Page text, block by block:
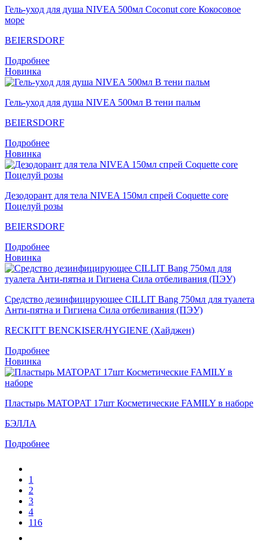
Гель-уход для душа NIVEA 500мл Coconut core Кокосовое
море
BEIERSDORF
Подробнее
Новинка
Гель-уход для душа NIVEA 500мл В тени пальм
BEIERSDORF
Подробнее
Новинка
Дезодорант для тела NIVEA 150мл спрей Coquette core
Поцелуй розы
BEIERSDORF
Подробнее
Новинка
Средство дезинфицирующее CILLIT Bang 750мл для туалета
Анти-пятна и Гигиена Сила отбеливания (ПЭУ)
RECKITT BENCKISER/HYGIENE (Хайджен)
Подробнее
Новинка
Пластырь MATOPAT 17шт Косметические FAMILY в наборе
БЭЛЛА
Подробнее
1
2
3
4
116